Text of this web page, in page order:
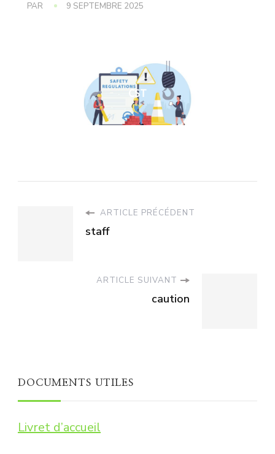
PAR 9 SEPTEMBRE 2025
CST
ARTICLE PRÉCÉDENT
staff
ARTICLE SUIVANT
caution
DOCUMENTS UTILES
Livret d’accueil